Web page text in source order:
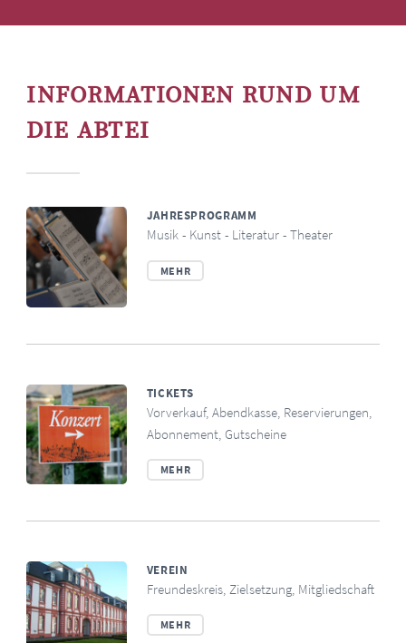
INFORMATIONEN RUND UM
DIE ABTEI
JAHRESPROGRAMM
Musik - Kunst - Literatur - Theater
MEHR
TICKETS
Vorverkauf, Abendkasse, Reservierungen,
Abonnement, Gutscheine
MEHR
VEREIN
Freundeskreis, Zielsetzung, Mitgliedschaft
MEHR